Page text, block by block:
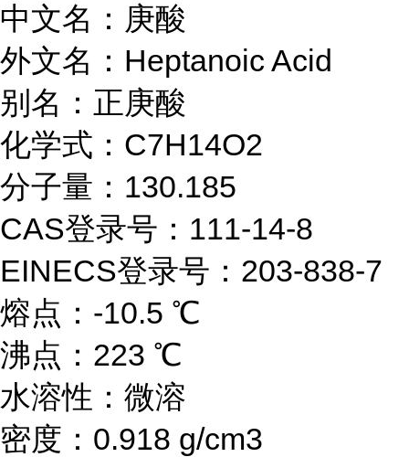
中文名：庚酸
外文名：Heptanoic Acid
别名：正庚酸
化学式：C7H14O2
分子量：130.185
CAS登录号：111-14-8
EINECS登录号：203-838-7
熔点：-10.5 ℃
沸点：223 ℃
水溶性：微溶
密度：0.918 g/cm3